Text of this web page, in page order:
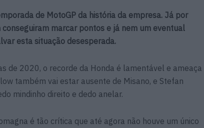
de MotoGP da história da empresa. Já por
marcar pontos e já nem um eventual
esta situação desesperada.
de 2020, o recorde da Honda é lamentável e ameaça
também vai estar ausente de Misano, e Stefan
mindinho direito e dedo anelar.
é tão crítica que até agora não houve um único